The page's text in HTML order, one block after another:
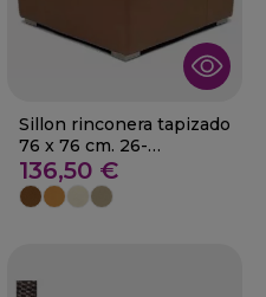
Sillon rinconera tapizado
76 x 76 cm. 26-
Valdelaguna
136,50 €